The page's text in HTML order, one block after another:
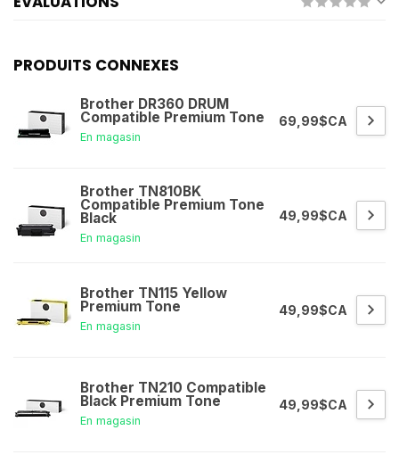
PRODUITS CONNEXES
Brother DR360 DRUM
Compatible Premium Tone
En magasin
69,99$CA
Brother TN810BK
Compatible Premium Tone
Black
En magasin
49,99$CA
Brother TN115 Yellow
Premium Tone
En magasin
49,99$CA
Brother TN210 Compatible
Black Premium Tone
En magasin
49,99$CA